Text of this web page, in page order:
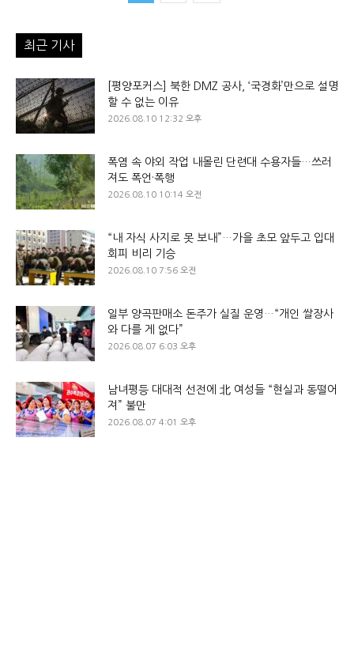
최근 기사
[평양포커스] 북한 DMZ 공사, ‘국경화’만으로 설명
할 수 없는 이유
2026.08.10 12:32 오후
폭염 속 야외 작업 내몰린 단련대 수용자들…쓰러
져도 폭언·폭행
2026.08.10 10:14 오전
“내 자식 사지로 못 보내”…가을 초모 앞두고 입대
회피 비리 기승
2026.08.10 7:56 오전
일부 양곡판매소 돈주가 실질 운영…“개인 쌀장사
와 다를 게 없다”
2026.08.07 6:03 오후
남녀평등 대대적 선전에 北 여성들 “현실과 동떨어
져” 불만
2026.08.07 4:01 오후